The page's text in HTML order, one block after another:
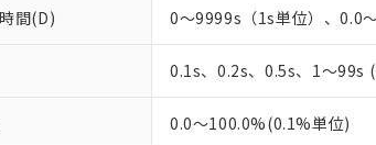
間(D) 0～9999s（1s単位）、0.0
0.1s、0.2s、0.5s、1～99s
0.0～100.0%(0.1%単位)
※本証明書は発行日時点で非含有
また、RoHS指令のフタル酸エ
既に当社にて対応品への在庫切
り割愛しております。